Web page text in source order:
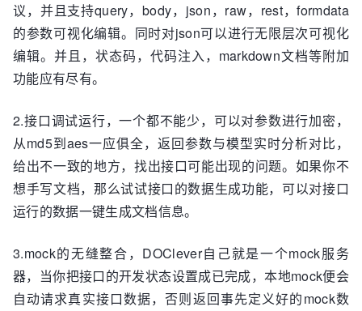
议，并且支持query，body，json，raw，rest，formdata
的参数可视化编辑。同时对json可以进行无限层次可视化
编辑。并且，状态码，代码注入，markdown文档等附加
功能应有尽有。
2.接口调试运行，一个都不能少，可以对参数进行加密，
从md5到aes一应俱全，返回参数与模型实时分析对比，
给出不一致的地方，找出接口可能出现的问题。如果你不
想手写文档，那么试试接口的数据生成功能，可以对接口
运行的数据一键生成文档信息。
3.mock的无缝整合，DOClever自己就是一个mock服务
器，当你把接口的开发状态设置成已完成，本地mock便会
自动请求真实接口数据，否则返回事先定义好的mock数